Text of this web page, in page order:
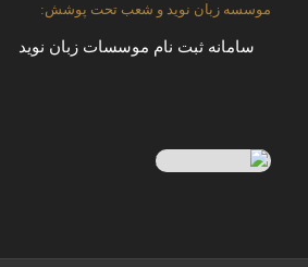
موسسه زبان نوید و شعب تحت پوشش:
سامانه ثبت نام موسسات زبان نوید